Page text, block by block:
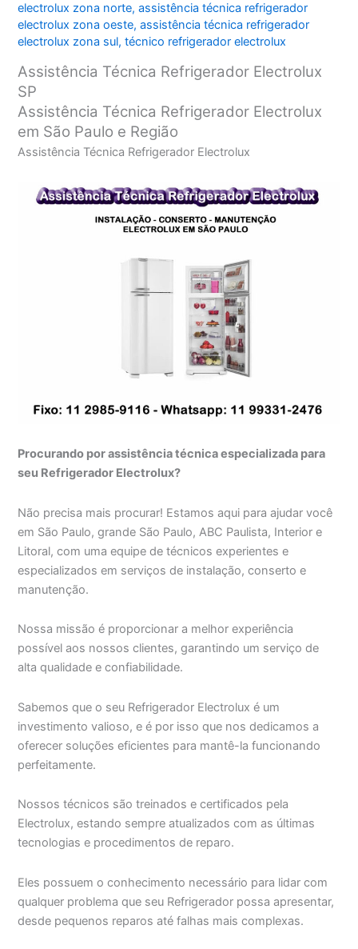
electrolux zona norte,assistência técnica refrigerador
electrolux zona oeste,assistência técnica refrigerador
electrolux zona sul,técnico refrigerador electrolux
Assistência Técnica Refrigerador Electrolux
SP
Assistência Técnica Refrigerador Electrolux
em São Paulo e Região
Assistência Técnica Refrigerador Electrolux
Procurando por assistência técnica especializada para
seu Refrigerador Electrolux?
Não precisa mais procurar! Estamos aqui para ajudar você
em São Paulo, grande São Paulo, ABC Paulista, Interior e
Litoral, com uma equipe de técnicos experientes e
especializados em serviços de instalação, conserto e
manutenção.
Nossa missão é proporcionar a melhor experiência
possível aos nossos clientes, garantindo um serviço de
alta qualidade e confiabilidade.
Sabemos que o seu Refrigerador Electrolux é um
investimento valioso, e é por isso que nos dedicamos a
oferecer soluções eficientes para mantê-la funcionando
perfeitamente.
Nossos técnicos são treinados e certificados pela
Electrolux, estando sempre atualizados com as últimas
tecnologias e procedimentos de reparo.
Eles possuem o conhecimento necessário para lidar com
qualquer problema que seu Refrigerador possa apresentar,
desde pequenos reparos até falhas mais complexas.